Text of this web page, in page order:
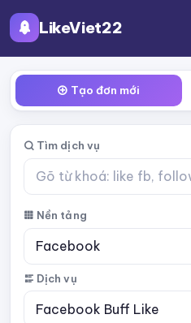
LikeViet22
Tạo đơn mới
Tìm dịch vụ
Nền tảng
Dịch vụ